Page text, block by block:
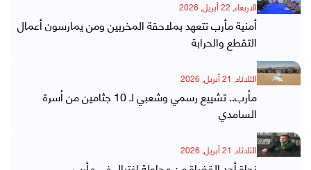
الاربعاء, 22 أبريل, 2026
أمنية مأرب تتعهد بملاحقة المخربين ومن يمارسون أعمال
التقطع والحرابة
الثلاثاء, 21 أبريل, 2026
مأرب.. تشييع رسمي وشعبي لـ 10 جثامين من أسرة
السامدي
الثلاثاء, 21 أبريل, 2026